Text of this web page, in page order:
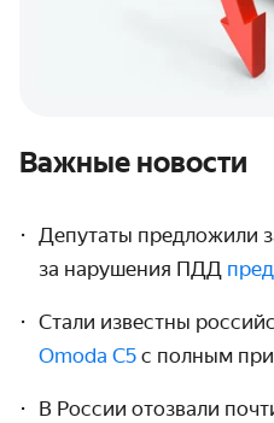
Важные новости
Депутаты предложили
за нарушения ПДД
Стали известны
Omoda C5 с полным
В России отозвали